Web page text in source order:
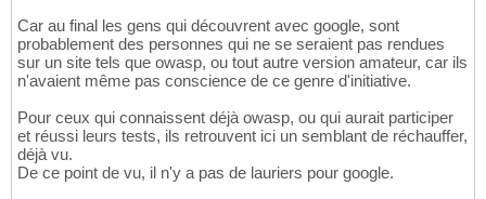
Car au final les gens qui découvrent avec google, sont
probablement des personnes qui ne se seraient pas rendues
sur un site tels que owasp, ou tout autre version amateur, car ils
n'avaient même pas conscience de ce genre d'initiative.
Pour ceux qui connaissent déjà owasp, ou qui aurait participer
et réussi leurs tests, ils retrouvent ici un semblant de réchauffer,
déjà vu.
De ce point de vu, il n'y a pas de lauriers pour google.